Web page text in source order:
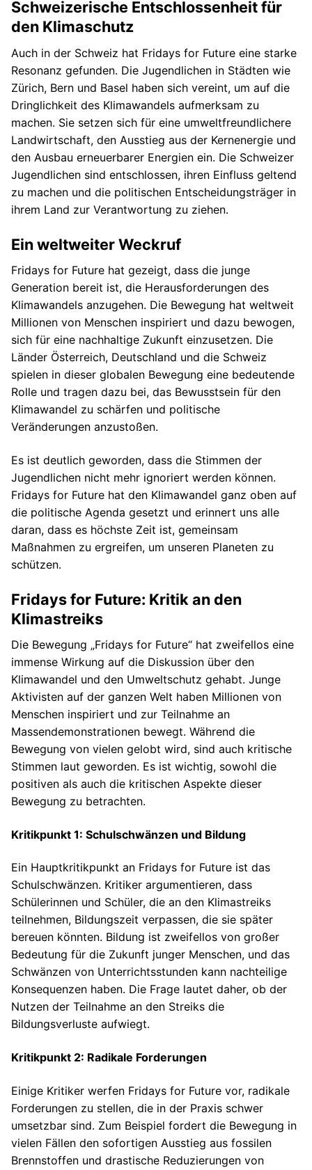
Schweizerische Entschlossenheit für
den Klimaschutz
Auch in der Schweiz hat Fridays for Future eine starke
Resonanz gefunden. Die Jugendlichen in Städten wie
Zürich, Bern und Basel haben sich vereint, um auf die
Dringlichkeit des Klimawandels aufmerksam zu
machen. Sie setzen sich für eine umweltfreundlichere
Landwirtschaft, den Ausstieg aus der Kernenergie und
den Ausbau erneuerbarer Energien ein. Die Schweizer
Jugendlichen sind entschlossen, ihren Einfluss geltend
zu machen und die politischen Entscheidungsträger in
ihrem Land zur Verantwortung zu ziehen.
Ein weltweiter Weckruf
Fridays for Future hat gezeigt, dass die junge
Generation bereit ist, die Herausforderungen des
Klimawandels anzugehen. Die Bewegung hat weltweit
Millionen von Menschen inspiriert und dazu bewogen,
sich für eine nachhaltige Zukunft einzusetzen. Die
Länder Österreich, Deutschland und die Schweiz
spielen in dieser globalen Bewegung eine bedeutende
Rolle und tragen dazu bei, das Bewusstsein für den
Klimawandel zu schärfen und politische
Veränderungen anzustoßen.
Es ist deutlich geworden, dass die Stimmen der
Jugendlichen nicht mehr ignoriert werden können.
Fridays for Future hat den Klimawandel ganz oben auf
die politische Agenda gesetzt und erinnert uns alle
daran, dass es höchste Zeit ist, gemeinsam
Maßnahmen zu ergreifen, um unseren Planeten zu
schützen.
Fridays for Future: Kritik an den
Klimastreiks
Die Bewegung „Fridays for Future“ hat zweifellos eine
immense Wirkung auf die Diskussion über den
Klimawandel und den Umweltschutz gehabt. Junge
Aktivisten auf der ganzen Welt haben Millionen von
Menschen inspiriert und zur Teilnahme an
Massendemonstrationen bewegt. Während die
Bewegung von vielen gelobt wird, sind auch kritische
Stimmen laut geworden. Es ist wichtig, sowohl die
positiven als auch die kritischen Aspekte dieser
Bewegung zu betrachten.
Kritikpunkt 1: Schulschwänzen und Bildung
Ein Hauptkritikpunkt an Fridays for Future ist das
Schulschwänzen. Kritiker argumentieren, dass
Schülerinnen und Schüler, die an den Klimastreiks
teilnehmen, Bildungszeit verpassen, die sie später
bereuen könnten. Bildung ist zweifellos von großer
Bedeutung für die Zukunft junger Menschen, und das
Schwänzen von Unterrichtsstunden kann nachteilige
Konsequenzen haben. Die Frage lautet daher, ob der
Nutzen der Teilnahme an den Streiks die
Bildungsverluste aufwiegt.
Kritikpunkt 2: Radikale Forderungen
Einige Kritiker werfen Fridays for Future vor, radikale
Forderungen zu stellen, die in der Praxis schwer
umsetzbar sind. Zum Beispiel fordert die Bewegung in
vielen Fällen den sofortigen Ausstieg aus fossilen
Brennstoffen und drastische Reduzierungen von